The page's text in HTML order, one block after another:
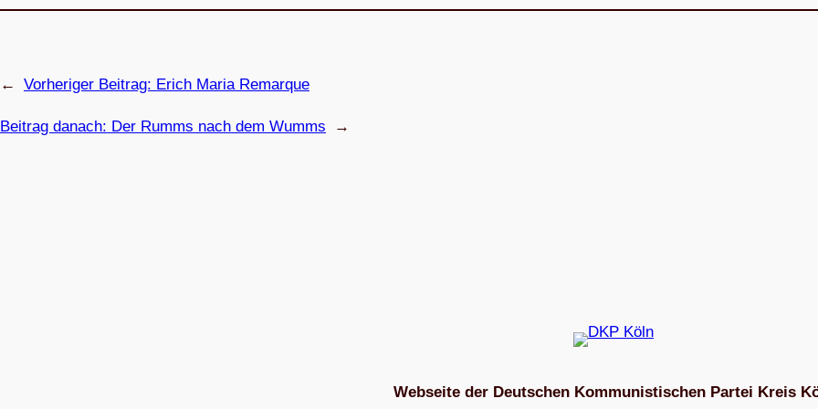
← Vorheriger Beitrag: Erich Maria Remarque
Beitrag danach: Der Rumms nach dem Wumms →
Webseite der Deutschen Kommunistischen Partei Kreis